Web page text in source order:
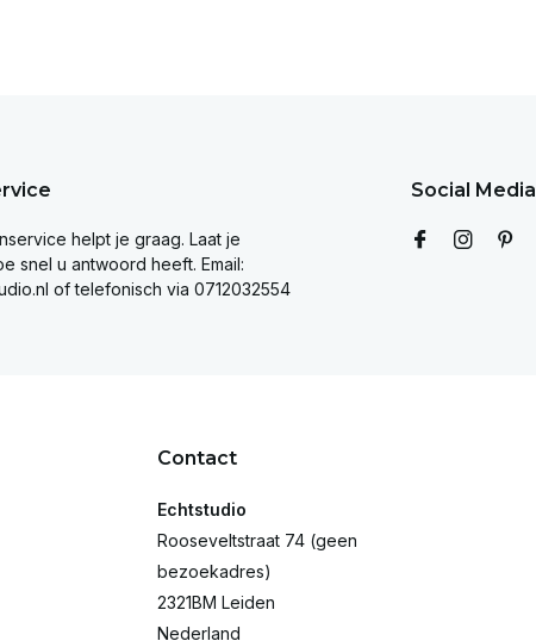
helpt je graag. Laat je
snel u antwoord heeft. Email:
of telefonisch via 0712032554
Social Media
Contact
Echtstudio
Rooseveltstraat 74 (geen
bezoekadres)
2321BM Leiden
Nederland